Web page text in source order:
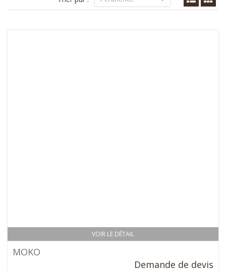
VOIR LE DÉTAIL
MOKO
Demande de devis